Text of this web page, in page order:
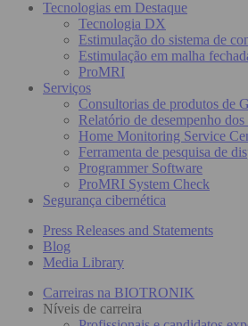
Tecnologias em Destaque
Tecnologia DX
Estimulação do sistema de
Estimulação em malha
ProMRI
Serviços
Consultorias de produtos de
Relatório de desempenho
Home Monitoring Service
Ferramenta de pesquisa de
Programmer Software
ProMRI System Check
Segurança cibernética
Press Releases and Statements
Blog
Media Library
Carreiras na BIOTRONIK
Níveis de carreira